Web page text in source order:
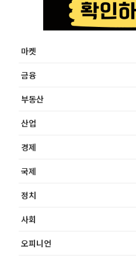
마켓
금융
부동산
산업
경제
국제
정치
사회
오피니언